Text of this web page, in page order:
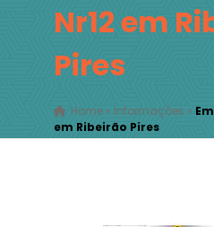
Nr12 em
Pires
Home» Informações »
em Ribeirão Pires